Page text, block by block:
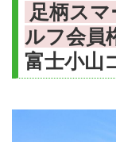
足柄ス
ルフ会
富士小山